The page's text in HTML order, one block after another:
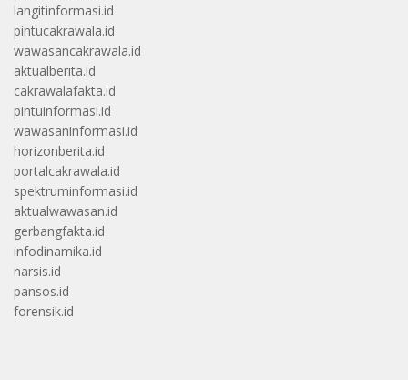
langitinformasi.id
pintucakrawala.id
wawasancakrawala.id
aktualberita.id
cakrawalafakta.id
pintuinformasi.id
wawasaninformasi.id
horizonberita.id
portalcakrawala.id
spektruminformasi.id
aktualwawasan.id
gerbangfakta.id
infodinamika.id
narsis.id
pansos.id
forensik.id